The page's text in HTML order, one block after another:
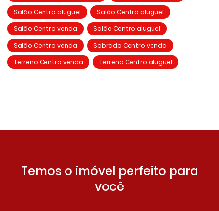
Salão Centro aluguel
Salão Centro aluguel
Salão Centro venda
Salão Centro aluguel
Salão Centro venda
Sobrado Centro venda
Terreno Centro venda
Terreno Centro aluguel
Temos o imóvel perfeito para
você